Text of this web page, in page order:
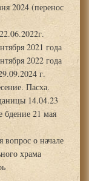
2024 (перенос
2021 года
2022 года
г.
Пасха.
14.04.23
21 мая
вопрос о начале
храма